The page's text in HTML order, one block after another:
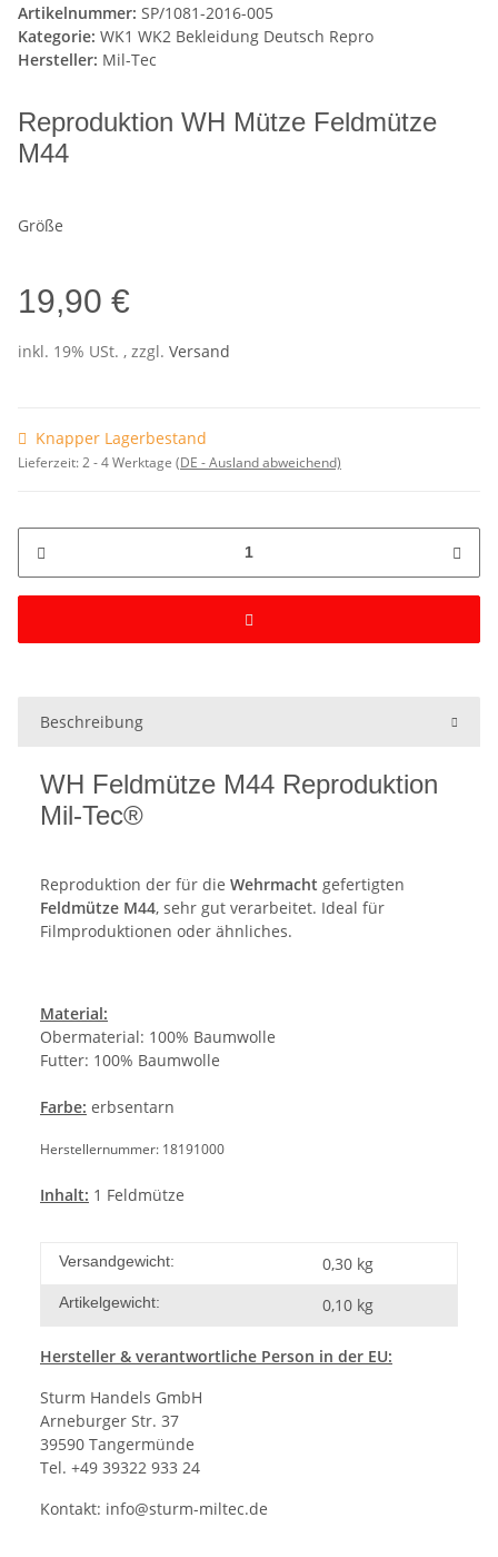
Artikelnummer: SP/1081-2016-005
Kategorie: WK1 WK2 Bekleidung Deutsch Repro
Hersteller: Mil-Tec
Reproduktion WH Mütze Feldmütze
M44
Größe
19,90 €
inkl. 19% USt. , zzgl. Versand
Knapper Lagerbestand
Lieferzeit:2 - 4 Werktage (DE - Ausland abweichend)
Beschreibung
WH Feldmütze M44 Reproduktion
Mil-Tec®
Reproduktion der für die Wehrmacht gefertigten
Feldmütze M44, sehr gut verarbeitet. Ideal für
Filmproduktionen oder ähnliches.
Material:
Obermaterial: 100% Baumwolle
Futter: 100% Baumwolle
Farbe: erbsentarn
Herstellernummer: 18191000
Inhalt: 1 Feldmütze
Versandgewicht: 0,30 kg
Artikelgewicht: 0,10 kg
Hersteller & verantwortliche Person in der EU:
Sturm Handels GmbH
Arneburger Str. 37
39590 Tangermünde
Tel. +49 39322 933 24
Kontakt: info@sturm-miltec.de